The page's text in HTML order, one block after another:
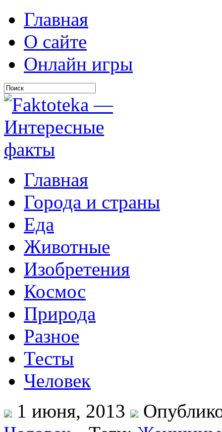
Главная
О сайте
Онлайн игры
Главная
Города и страны
Еда
Животные
Изобретения
Космос
Природа
Разное
Тесты
Человек
1 июня, 2013